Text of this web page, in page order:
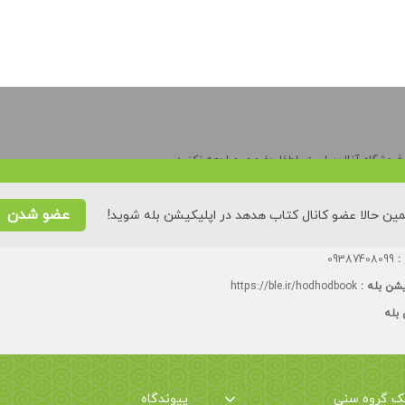
حالا عضو کانال کتاب هدهد در اپلیکیشن بله شوید! عضو شدن
آنلاین است. لطفا حضوری مراجعه نکنید.
تا چهارشنبه:
۸۸۵۵۳۵۲۸
توحیدی (بیست و سوم)، کوی ۲۳ شایان، پلاک ٢۶، درب سمت چپ، تک زنگ.
:
09387408099
بله : https://ble.ir/hodhodbook
بله
گروه سنی پیوندگاه